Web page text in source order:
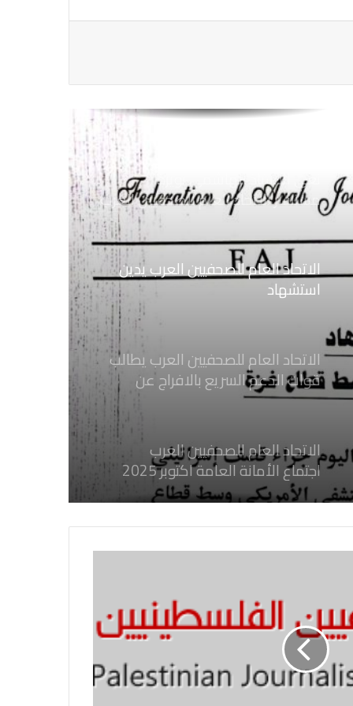
مع نقابة الصحفيين اليمنيين فى عدن
ضد الإجراءات التعسفية من السلطات
مستشار الاتحاد العام للصحفيين العرب
الاتحاد العام للصحفيين العرب يدين
استشهاد
ثلاثة صحفيين فلسطينيين باستهداف
الاتحاد العام للصحفيين العرب يطالب
قوات الدعم السريع بالافراج عن
الصحفيين السودانيين المعتقلين لديها
فوراً
اجتماع الأمانة العامة اكتوبر 2025
الاتحاد العام للصحفيين العرب يدين
بكل قوة جرائم الاحتلال الصهيوني فى
الاتحاد العام للصحفيين العرب يدين
بكل قوة جريمة إغتيال الاحتلال
الصهيوني للصحفيين الفسطينيين فى
غزة